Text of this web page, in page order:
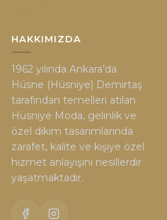
HAKKIMIZDA
1962 yılında Ankara’da
Hüsne (Hüsniye) Demirtaş
tarafından temelleri atılan
Hüsniye Moda, gelinlik ve
özel dikim tasarımlarında
zarafet, kalite ve kişiye özel
hizmet anlayışını nesillerdir
yaşatmaktadır.